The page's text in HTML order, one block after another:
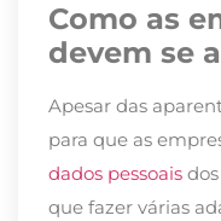
Como as
devem se
Apesar das
para que as
dados pessoais
que fazer várias